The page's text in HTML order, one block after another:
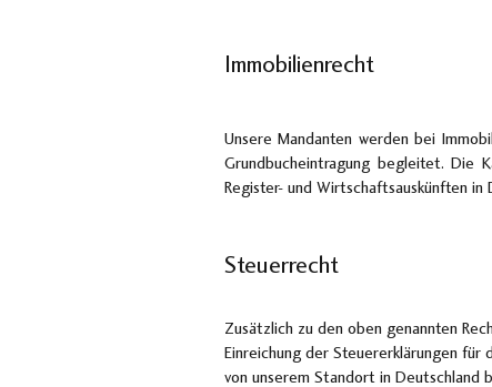
Immobilienrecht
Unsere Mandanten werden bei
Grundbucheintragung begleitet. Die
Register- und Wirtschaftsauskünften in
Steuerrecht
Zusätzlich zu den oben genannten
Einreichung der Steuererklärungen für
von unserem Standort in Deutschland